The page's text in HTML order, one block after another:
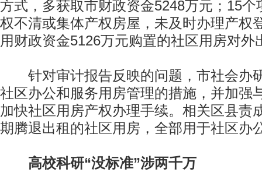
方式，多获取市财政资金5248万元；15个
权不清或集体产权房屋，未及时办理产权
用财政资金5126万元购置的社区用房对外
针对审计报告反映的问题，市社会办
社区办公和服务用房管理的措施，并加强
加快社区用房产权办理手续。相关区县责
期腾退出租的社区用房，全部用于社区办
高校科研“没标准”涉两千万